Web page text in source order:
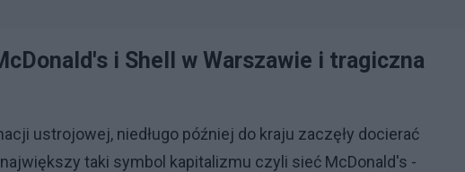
i Shell w Warszawie i tragiczna
ustrojowej, niedługo później do kraju zaczęły docierać
taki symbol kapitalizmu czyli sieć McDonald's -